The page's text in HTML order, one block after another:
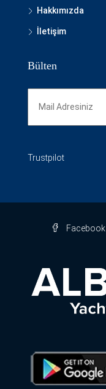
Hakkımızda
İletişim
Bülten
Trustpilot
Facebook